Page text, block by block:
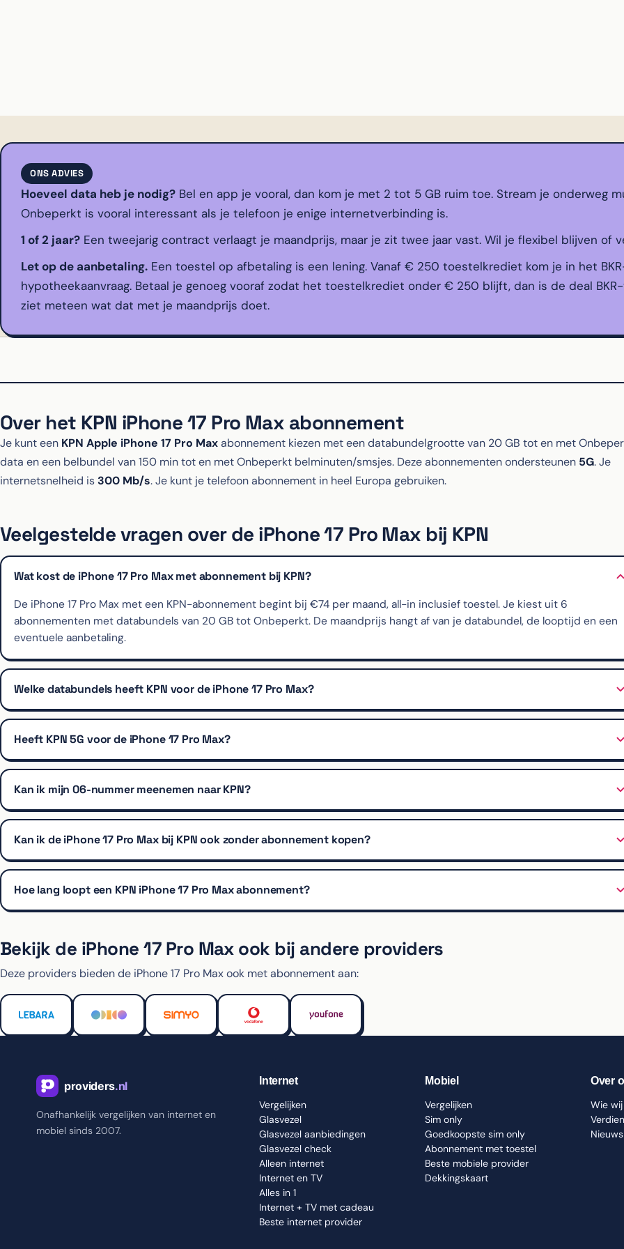
ONS ADVIES
Hoeveel data heb je nodig? Bel en app je vooral, dan kom je met 2 tot 5 GB ruim toe. Stream je onderweg
Onbeperkt is vooral interessant als je telefoon je enige internetverbinding is.
1 of 2 jaar? Een tweejarig contract verlaagt je maandprijs, maar je zit twee jaar vast. Wil je flexibel blijven of
Let op de aanbetaling. Een toestel op afbetaling is een lening. Vanaf € 250 toestelkrediet kom je in het
hypotheekaanvraag. Betaal je genoeg vooraf zodat het toestelkrediet onder € 250 blijft, dan is de deal
ziet meteen wat dat met je maandprijs doet.
Over het KPN iPhone 17 Pro Max abonnement
Je kunt een KPN Apple iPhone 17 Pro Maxabonnement kiezen met een databundelgrootte van 20 GB tot en met
data en een belbundel van 150 min tot en met Onbeperkt belminuten/smsjes. Deze abonnementen ondersteunen 5G. Je
internetsnelheid is300 Mb/s. Je kunt je telefoon abonnement in heel Europa gebruiken.
Veelgestelde vragen over de iPhone 17 Pro Max bij KPN
Wat kost de iPhone 17 Pro Max met abonnement bij KPN?
De iPhone 17 Pro Max met een KPN-abonnement begint bij €74 per maand, all-in inclusief toestel. Je kiest uit 6
abonnementen met databundels van 20 GB tot Onbeperkt. De maandprijs hangt af van je databundel, de looptijd en een
eventuele aanbetaling.
Welke databundels heeft KPN voor de iPhone 17 Pro Max?
Heeft KPN 5G voor de iPhone 17 Pro Max?
Kan ik mijn 06-nummer meenemen naar KPN?
Kan ik de iPhone 17 Pro Max bij KPN ook zonder abonnement kopen?
Hoe lang loopt een KPN iPhone 17 Pro Max abonnement?
Bekijk de iPhone 17 Pro Max ook bij andere providers
Deze providers bieden de iPhone 17 Pro Max ook met abonnement aan:
Onafhankelijk vergelijken van internet en
mobiel sinds 2007.
Internet
Vergelijken
Glasvezel
Glasvezel aanbiedingen
Glasvezel check
Alleen internet
Internet en TV
Alles in 1
Internet + TV met cadeau
Beste internet provider
Mobiel
Vergelijken
Sim only
Goedkoopste sim only
Abonnement met toestel
Beste mobiele provider
Dekkingskaart
Over
Wie
Nieuws